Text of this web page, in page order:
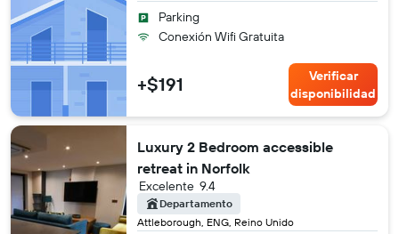
Parking
Conexión Wifi Gratuita
+$191
Verificar
disponibilidad
Luxury 2 Bedroom accessible
retreat in Norfolk
Attleborough, ENG, Reino Unido
9.4
Excelente
Departamento